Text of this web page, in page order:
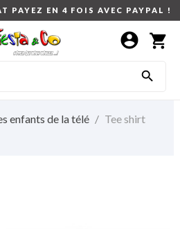
PAYEZ EN 4 FOIS AVEC PAYPAL !
shopping_cart

account_circle
enfants de la télé
Tee shirt